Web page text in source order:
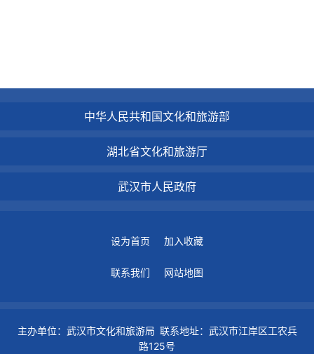
中华人民共和国文化和旅游部
湖北省文化和旅游厅
武汉市人民政府
设为首页 加入收藏
联系我们 网站地图
主办单位：武汉市文化和旅游局 联系地址：武汉市江岸区工农兵
路125号